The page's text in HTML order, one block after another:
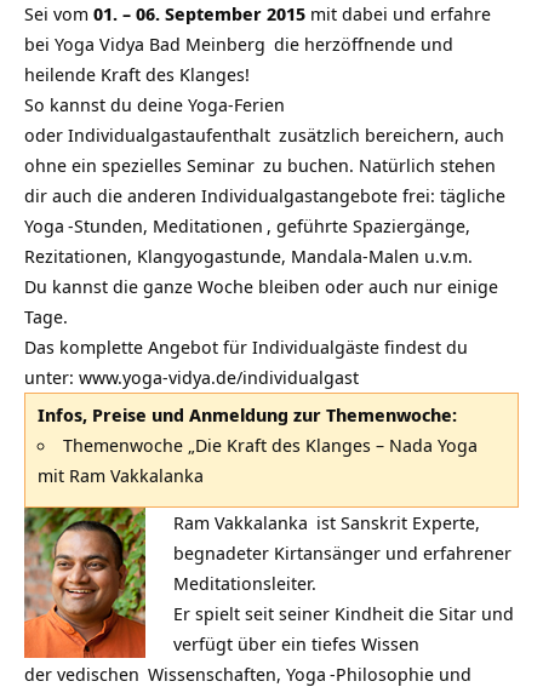
Sei vom 01. – 06. September 2015 mit dabei und erfahre
bei Yoga Vidya Bad Meinberg die herzöffnende und
heilende Kraft des Klanges!
So kannst du deine Yoga-Ferien
oder Individualgastaufenthalt zusätzlich bereichern, auch
ohne ein spezielles Seminar zu buchen. Natürlich stehen
dir auch die anderen Individualgastangebote frei: tägliche
Yoga -Stunden, Meditationen , geführte Spaziergänge,
Rezitationen, Klangyogastunde, Mandala-Malen u.v.m.
Du kannst die ganze Woche bleiben oder auch nur einige
Tage.
Das komplette Angebot für Individualgäste findest du
unter: www.yoga-vidya.de/individualgast
Infos, Preise und Anmeldung zur Themenwoche:
Themenwoche „Die Kraft des Klanges – Nada Yoga
mit Ram Vakkalanka
Ram Vakkalanka ist Sanskrit Experte,
begnadeter Kirtansänger und erfahrener
Meditationsleiter.
Er spielt seit seiner Kindheit die Sitar und
verfügt über ein tiefes Wissen
der vedischen Wissenschaften, Yoga -Philosophie und